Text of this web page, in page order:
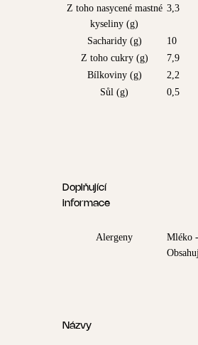
Z toho nasycené mastné
kyseliny (g)
3,3
Sacharidy (g)
10
Z toho cukry (g)
7,9
Bílkoviny (g)
2,2
Sůl (g)
0,5
Doplňující
informace
Alergeny
Mléko -
Názvy